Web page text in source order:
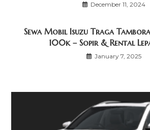
December 11, 2024
Sewa Mobil Isuzu Traga
100k – Sopir & Rental
January 7, 2025